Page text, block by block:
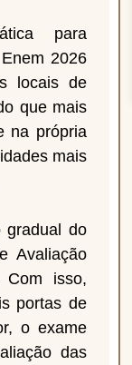
para
2026
locais de
que mais
na própria
mais
gradual do
Avaliação
Com isso,
portas de
o exame
das